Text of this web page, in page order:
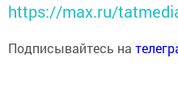
https://max.ru/
Подписывайтесь на